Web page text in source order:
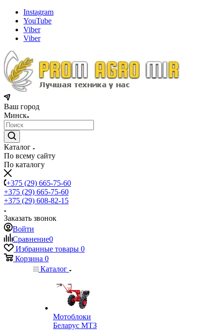
Instagram
YouTube
Viber
Viber
Ваш город
Минск
Каталог
По всему сайту
По каталогу
+375 (29) 665-75-60
+375 (29) 665-75-60
+375 (29) 608-82-15
Заказать звонок
Войти
Сравнение0
Избранные товары 0
Корзина 0
Каталог
Мотоблоки
Беларус МТЗ